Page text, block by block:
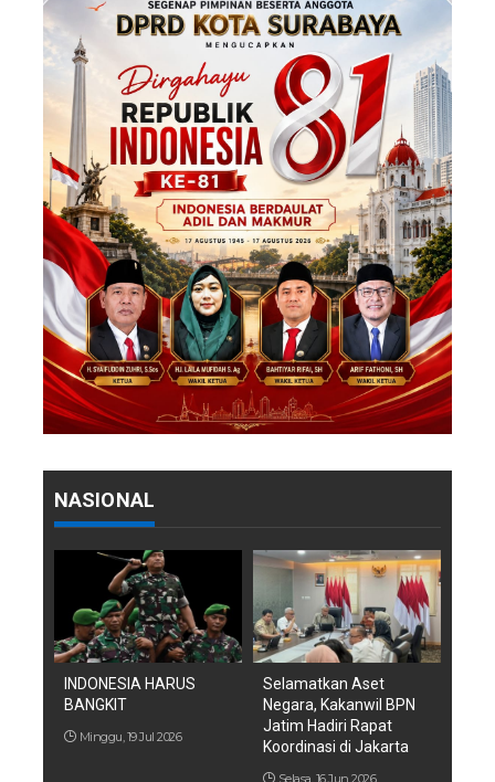
NASIONAL
INDONESIA HARUS
BANGKIT
Minggu, 19 Jul 2026
Selamatkan Aset
Negara, Kakanwil BPN
Jatim Hadiri Rapat
Koordinasi di Jakarta
Selasa, 16 Jun 2026